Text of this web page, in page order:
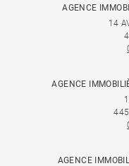
AGENCE
14
AGENCE
AGENCE